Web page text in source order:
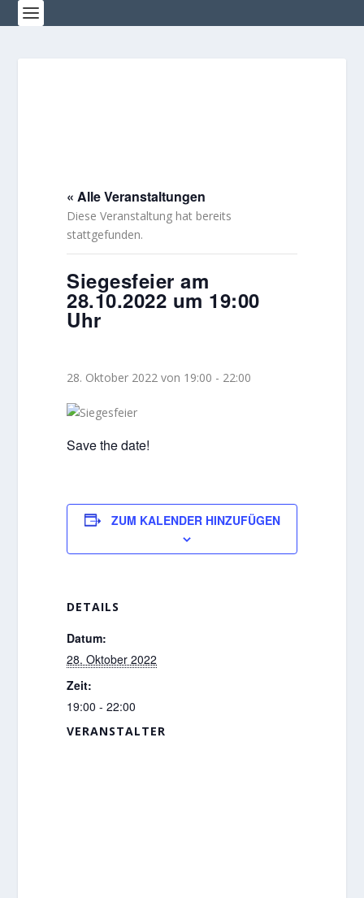
« Alle Veranstaltungen
Diese Veranstaltung hat bereits
stattgefunden.
Siegesfeier am
28.10.2022 um 19:00
Uhr
28. Oktober 2022 von 19:00 - 22:00
Save the date!
ZUM KALENDER HINZUFÜGEN
DETAILS
Datum:
28. Oktober 2022
Zeit:
19:00 - 22:00
VERANSTALTER